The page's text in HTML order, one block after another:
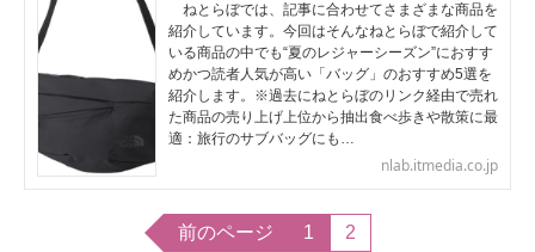
ねとらぼでは、記事に合わせてさまざまな商品を
紹介しています。今回はそんなねとらぼで紹介して
いる商品の中でも“夏のレジャーシーズン”におすす
めかつ読者人気が高い「バッグ」のおすすめ5選を
紹介します。※過去にねとらぼのリンク経由で売れ
た商品の売り上げ上位から抽出食べ歩きや散策に最
適：旅行のサブバッグにも…
nlab.itmedia.co.jp
前のページ 1 2